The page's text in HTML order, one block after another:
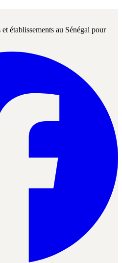
établissements au Sénégal pour